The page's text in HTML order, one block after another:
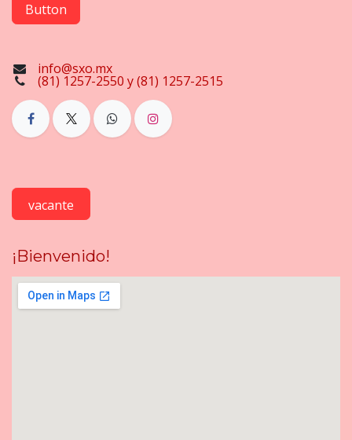
Button
info@sxo.mx
(81) 1257-2550 y (81) 1257-2515
vacante
¡Bienvenido!